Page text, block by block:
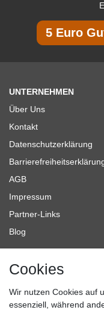
5 Euro
UNTERNEHMEN
Über Uns
Kontakt
Datenschutzerklärung
AGB
Impressum
Partner-Links
Blog
Cookies
Wir nutzen Cookies auf
essenziell, während